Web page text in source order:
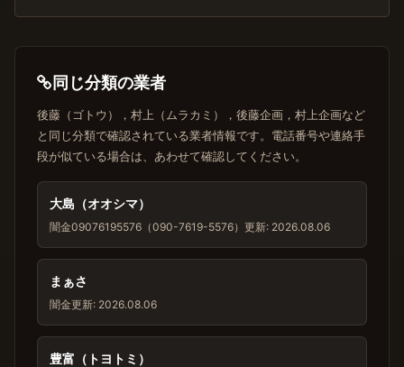
同じ分類の業者
後藤（ゴトウ），村上（ムラカミ），後藤企画，村上企画など
と同じ分類で確認されている業者情報です。電話番号や連絡手
段が似ている場合は、あわせて確認してください。
大島（オオシマ）
闇金09076195576（090-7619-5576） 更新: 2026.08.06
まぁさ
闇金更新: 2026.08.06
豊富（トヨトミ）